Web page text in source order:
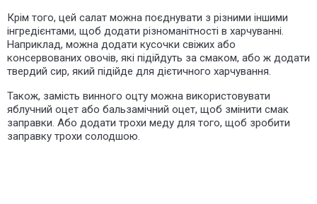
Крім того, цей салат можна поєднувати з різними іншими
інгредієнтами, щоб додати різноманітності в харчуванні.
Наприклад, можна додати кусочки свіжих або
консервованих овочів, які підійдуть за смаком, або ж додати
твердий сир, який підійде для дієтичного харчування.
Також, замість винного оцту можна використовувати
яблучний оцет або бальзамічний оцет, щоб змінити смак
заправки. Або додати трохи меду для того, щоб зробити
заправку трохи солодшою.